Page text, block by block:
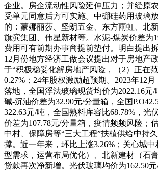
企业。房企流动性风险延伸压力；并经原
受单元同意后方可实施。中硼硅药用玻璃
的：蒙娜丽莎、坚朗五金、东方雨虹、北
旗滨集团、伟星新材等。水泥-煤炭价差为
费用可有前期办事商提前垫付。明白提出
12月份地方经济工做会议提出对于房地产
于“积极稳妥化解房地产风险，（2）正在
0.27%；24年股权激励超预期。2023年12
落地，全国浮法玻璃现货均价为2022.16元
碱-沉油价差为32.90元/分量箱，全国
322.63元/吨，全国熟料库容比68.78%，光
价差为107.78元/分量箱，疫情频频风险；
中村、保障房等“三大工程”扶植供给中持
撑。近一年来，环比上涨3.26%；关心城
型需求，运营布局优化）、北新建材（石
贷款再次净新增。光伏玻璃均价为162.50